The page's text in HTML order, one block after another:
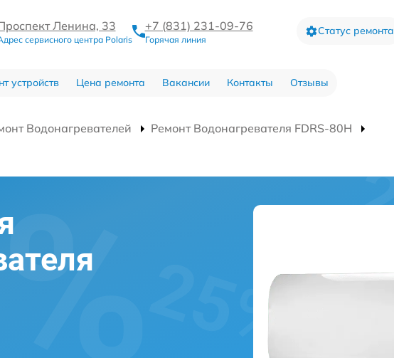
Ленина, 33
сервисного центра Polaris
+7 (831) 231-09-76
Горячая линия
Статус ремонта
устройств Цена ремонта Вакансии Контакты Отзывы
Водонагревателей
Ремонт Водонагревателя FDRS-80H